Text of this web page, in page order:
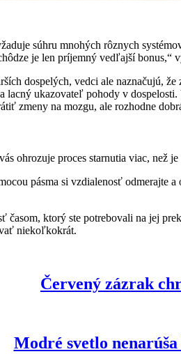
súhru mnohých rôznych
je len príjemný vedľajší bonus,“
dospelých, vedci ale naznačujú,
ukazovateľ pohody v
zmeny na mozgu, ale rozhodne
ohrozuje proces starnutia viac, než
pásma si vzdialenosť odmerajte
ktorý ste potrebovali na jej
niekoľkokrát.
Červený zázrak
Modré svetlo